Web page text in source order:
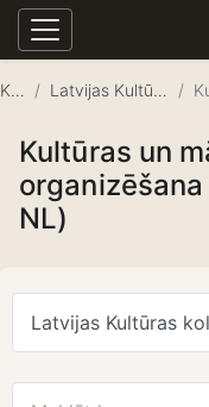
Sānu panelis
Kursi Latvijas Kultūras koledža
Kultūras un
NL)
Kursu kategorijas